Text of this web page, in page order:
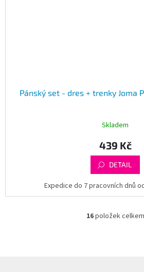
Pánský set - dres + trenky Joma
Skladem
439 Kč
DETAIL
Expedice do 7 pracovních dnů
O
16položek celkem